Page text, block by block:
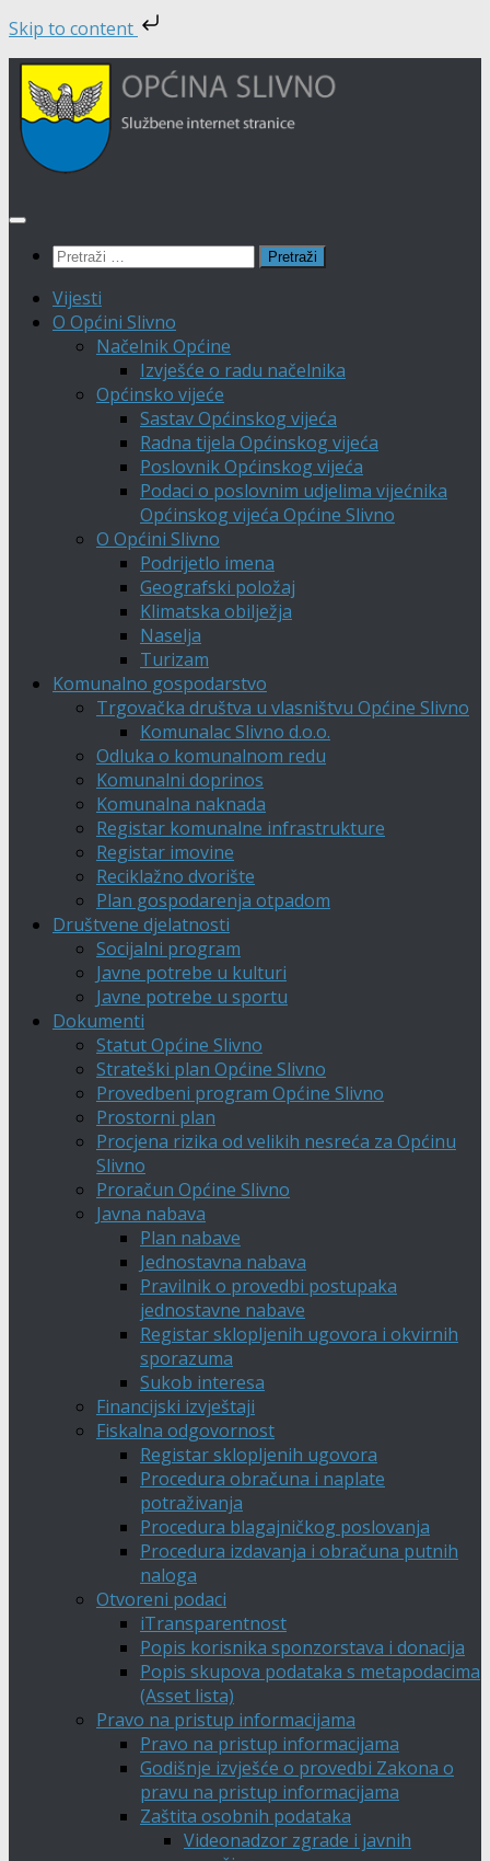
Skip to content
Skip
content
Pretraži:
Vijesti
O Općini Slivno
Načelnik Općine
Izvješće o radu načelnika
Općinsko vijeće
Sastav Općinskog vijeća
Radna tijela Općinskog vijeća
Poslovnik Općinskog vijeća
Podaci o poslovnim udjelima vijećnika
Općinskog vijeća Općine Slivno
O Općini Slivno
Podrijetlo imena
Geografski položaj
Klimatska obilježja
Naselja
Turizam
Komunalno gospodarstvo
Trgovačka društva u vlasništvu Općine Slivno
Komunalac Slivno d.o.o.
Odluka o komunalnom redu
Komunalni doprinos
Komunalna naknada
Registar komunalne infrastrukture
Registar imovine
Reciklažno dvorište
Plan gospodarenja otpadom
Društvene djelatnosti
Socijalni program
Javne potrebe u kulturi
Javne potrebe u sportu
Dokumenti
Statut Općine Slivno
Strateški plan Općine Slivno
Provedbeni program Općine Slivno
Prostorni plan
Procjena rizika od velikih nesreća za Općinu
Slivno
Proračun Općine Slivno
Javna nabava
Plan nabave
Jednostavna nabava
Pravilnik o provedbi postupaka
jednostavne nabave
Registar sklopljenih ugovora i okvirnih
sporazuma
Sukob interesa
Financijski izvještaji
Fiskalna odgovornost
Registar sklopljenih ugovora
Procedura obračuna i naplate
potraživanja
Procedura blagajničkog poslovanja
Procedura izdavanja i obračuna putnih
naloga
Otvoreni podaci
iTransparentnost
Popis korisnika sponzorstava i donacija
Popis skupova podataka s metapodacima
(Asset lista)
Pravo na pristup informacijama
Pravo na pristup informacijama
Godišnje izvješće o provedbi Zakona o
pravu na pristup informacijama
Zaštita osobnih podataka
Videonadzor zgrade i javnih